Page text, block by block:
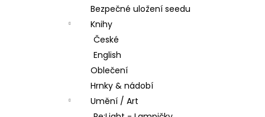
Bezpečné uložení seedu
Knihy
České
English
Oblečení
Hrnky & nádobí
Umění / Art